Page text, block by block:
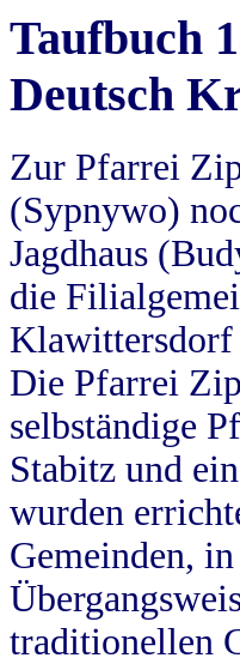
Taufbuch
Deutsch
Zur Pfarrei
(Sypnywo)
Jagdhaus
die
Klawittersdorf
Die Pfarrei
selbständige
Stabitz und
wurden
Gemeinden,
traditionellen